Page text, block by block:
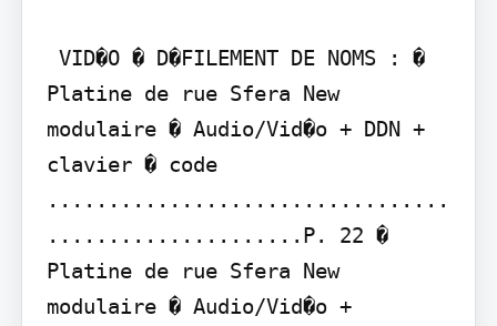
Platine de rue Sfera New
modulaire � Audio/Vid�o + DDN +
clavier � code
.................................
.....................P. 22 �
Platine de rue Sfera New
modulaire � Audio/Vid�o +